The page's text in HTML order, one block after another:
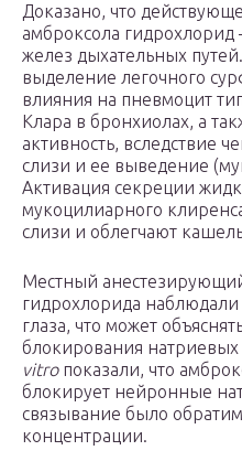
Доказано, что
амброксола гидрохлорид
желез дыхательных
выделение легочного
влияния на пневмоцит
Клара в бронхиолах, а
активность, вследствие
слизи и ее выведение
Активация секреции
мукоцилиарного
слизи и облегчают
Местный
гидрохлорида
глаза, что может
блокирования натриевых
vitroпоказали, что
блокирует нейронные
связывание было
концентрации.